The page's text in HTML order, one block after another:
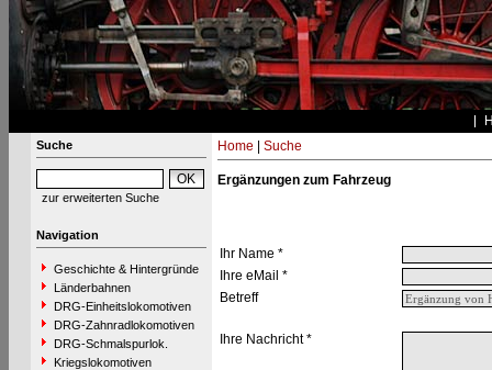
Suche
zur erweiterten Suche
Navigation
Geschichte & Hintergründe
Länderbahnen
DRG-Einheitslokomotiven
DRG-Zahnradlokomotiven
DRG-Schmalspurlok.
Kriegslokomotiven
Home Suche
Ergänzungen zum Fahrzeug
Ihr Name *
Ihre eMail *
Betreff
Ihre Nachricht *